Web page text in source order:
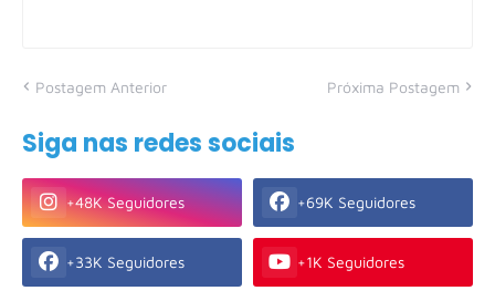
Postagem Anterior Próxima Postagem
Siga nas redes sociais
+48K Seguidores +69K Seguidores
+33K Seguidores +1K Seguidores